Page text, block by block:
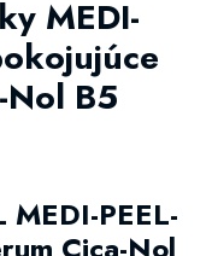
MEDI-
B5
PEEL-